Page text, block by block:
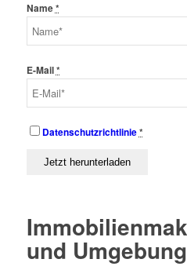
Name*
E-Mail*
Datenschutzrichtlinie *
und Umgebung